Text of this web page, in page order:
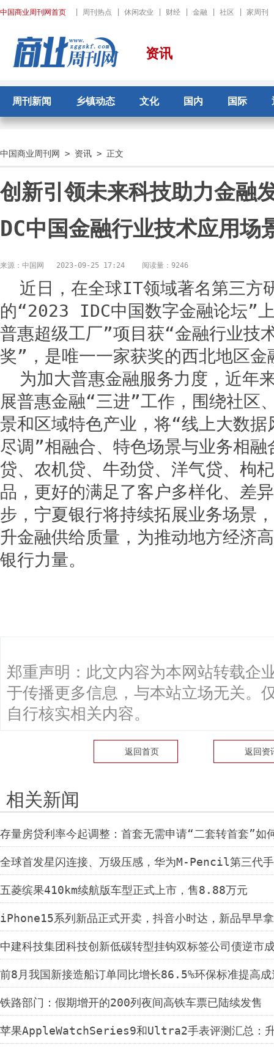
中国商业周刊网首页 周刊热点 休闲农业 财经 金融 社区 家周刊
资讯
周刊新闻 乡镇动态 文化 国内 国际
中国商业周刊网 > 资讯 > 正文
创新引领未来科技助力金融
DC中国金融行业技术应用场
来源：中国网 2023-09-25 17:24 阅读量：9246
近日，在全球IT领域著名第三方
的“2023 IDC中国数字金融论坛”
普惠超级工厂”项目获“金融行业技
奖”，是唯一一家获奖的西北地区金
为加大普惠金融服务力度，近年
展普惠金融“三进”工作，围绕社区
景和区域特色产业，将“线上大数
尽调”相融合、特色场景与业务相
贷、农机贷、牛劲贷、洋气贷、枸
品，更好的满足了客户多样化、差
步，宁夏银行将持续拓展业务场景
升金融供给质量，为推动地方经济
银行力量。
郑重声明：此文内容为本网站转载企
于传播更多信息，与本站立场无关。
自行核实相关内容。
返回首页 返回资
相关新闻
存量房贷利率今起调整：首套无需申请“二套转首套”如
全球首发星闪连接、万级压感，华为M-Pencil第三代
五菱缤果410km续航版车型正式上市，售8.88万元
iPhone15系列新品正式开卖，抖音小时达，新品早早拿
中建科技集团科技创新低碳转型挂钩双标签公司债逆市
前8月我国新接造船订单同比增长86.5%环保标准提高
铁路部门：假期增开的200列夜间高铁车票已陆续发售
苹果AppleWatchSeries9和Ultra2手表评测汇总：